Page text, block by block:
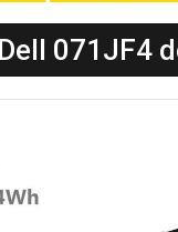
071JF4